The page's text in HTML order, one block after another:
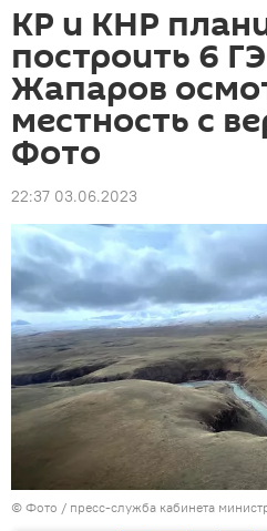
КР и КНР
построить 6
Жапаров
местность с
Фото
22:37 03.06.2023
© Фото / пресс-служба кабинета